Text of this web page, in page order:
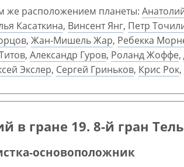
же расположением планеты:
Касаткина, Винсент Янг, Петр
, Жан-Мишель Жар, Ребекка
, Александр Гуров, Роланд Жоффе,
Экслер, Сергей Гриньков, Крис Рок,
в гране 19. 8-й гран
основоположник